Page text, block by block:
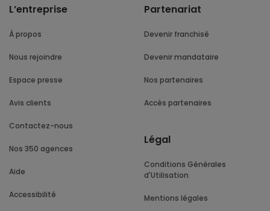
L’entreprise
À propos
Nous rejoindre
Espace presse
Avis clients
Contactez-nous
Nos 350 agences
Aide
Accessibilité
Partenariat
Devenir franchisé
Devenir mandataire
Nos partenaires
Accès partenaires
Légal
Conditions Générales
d'Utilisation
Mentions légales